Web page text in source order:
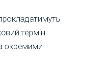
термін
окремими